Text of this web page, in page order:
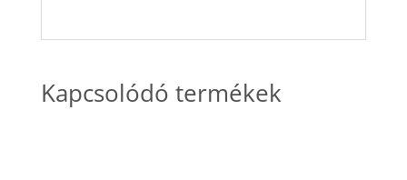
Kapcsolódó termékek